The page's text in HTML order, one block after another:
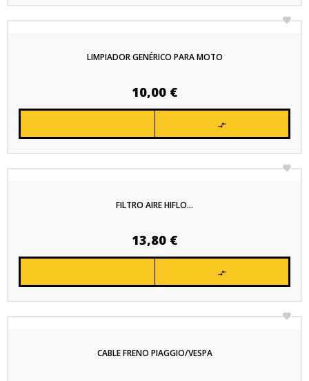

LIMPIADOR GENÉRICO PARA MOTO
Precio
10,00 €


FILTRO AIRE HIFLO...
Precio
13,80 €


CABLE FRENO PIAGGIO/VESPA